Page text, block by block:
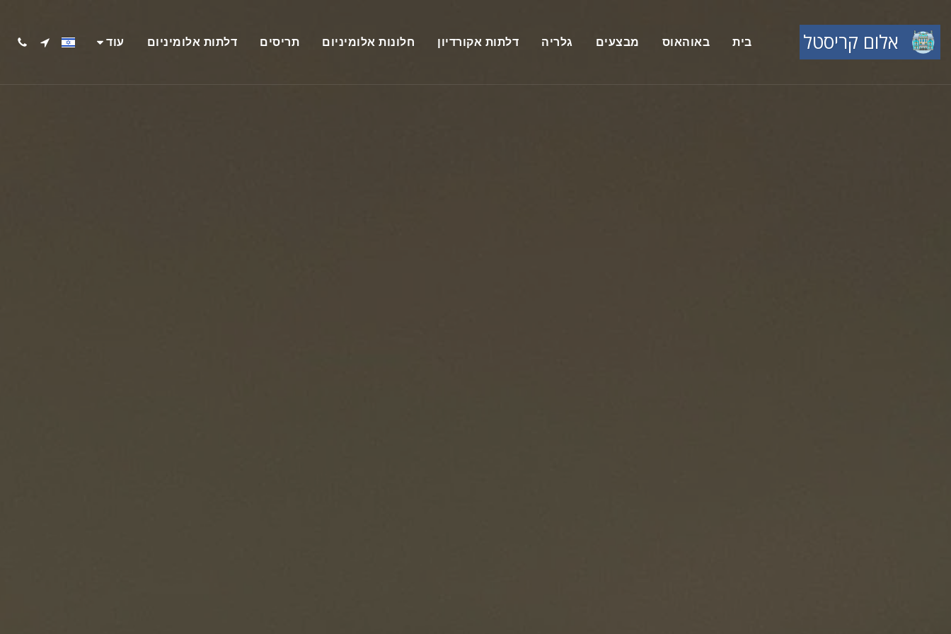
אלום קריסטל בית באוהאוס מבצעים גלריה דלתות אקורדיון חלונות אלומיניום תריסים דלתות אלומיניום עוד